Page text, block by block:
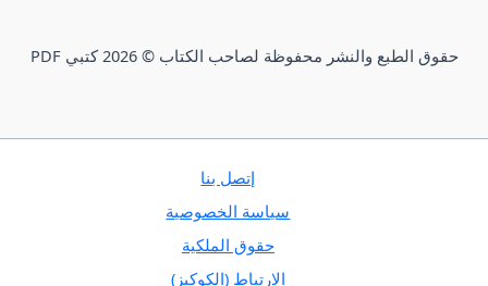
حقوق الطبع والنشر محفوظة لصاحب الكتاب © 2026 كتبي PDF
إتصل بنا
سياسة الخصوصية
حقوق الملكية
الارتباط (الكوكيز)